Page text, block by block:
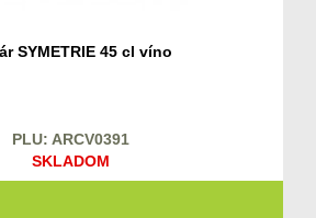
SYMETRIE 45 cl víno
PLU: ARCV0391
SKLADOM